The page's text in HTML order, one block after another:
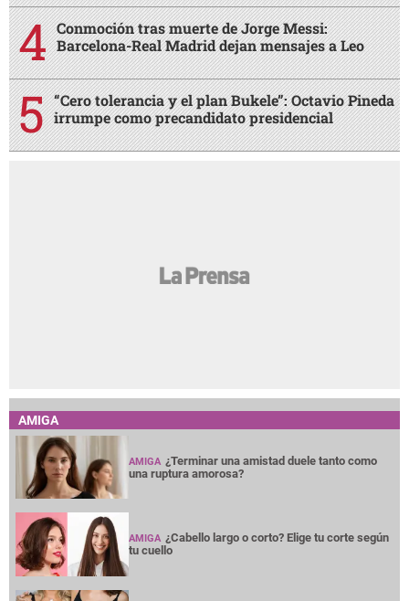
Conmoción tras muerte de Jorge Messi:
Barcelona-Real Madrid dejan mensajes a Leo
“Cero tolerancia y el plan Bukele”: Octavio Pineda
irrumpe como precandidato presidencial
AMIGA
AMIGA ¿Terminar una amistad duele tanto como
una ruptura amorosa?
AMIGA ¿Cabello largo o corto? Elige tu corte según
tu cuello